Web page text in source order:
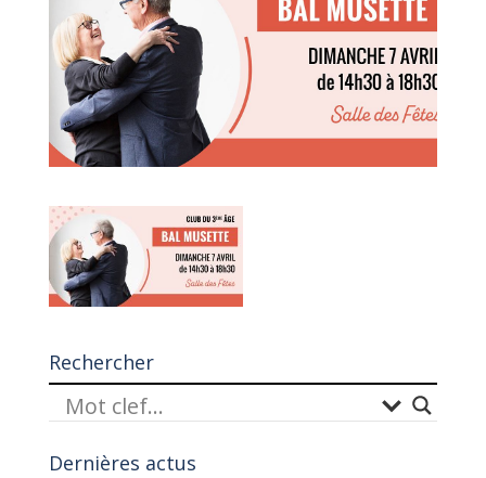
Rechercher
Dernières actus